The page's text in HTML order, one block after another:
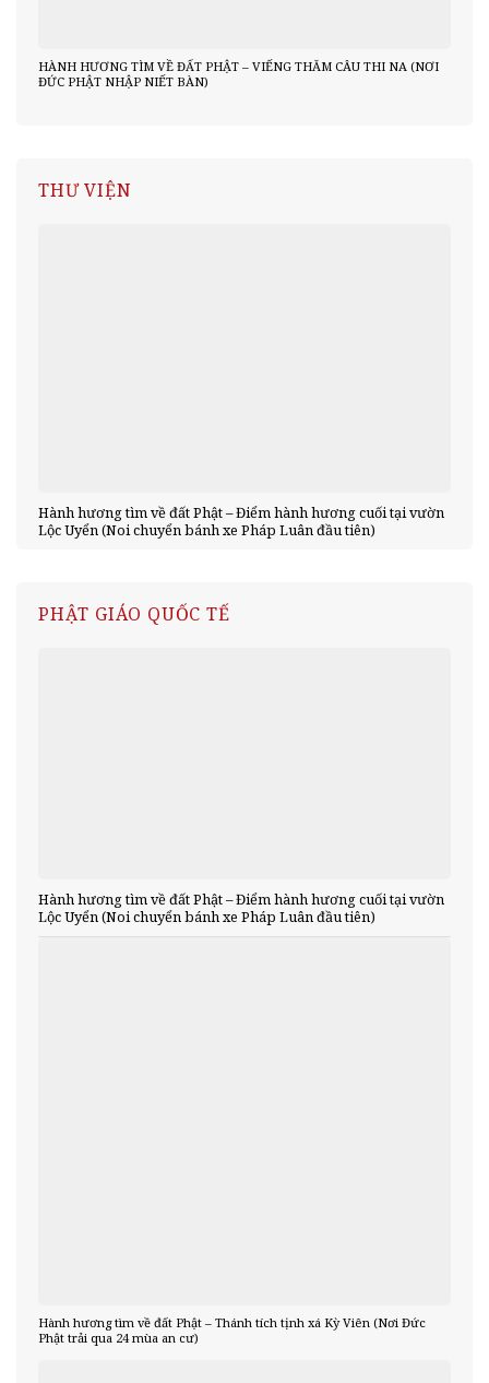
HÀNH HƯƠNG TÌM VỀ ĐẤT PHẬT – VIẾNG THĂM CÂU THI NA (NƠI
ĐỨC PHẬT NHẬP NIẾT BÀN)
THƯ VIỆN
Hành hương tìm về đất Phật – Điểm hành hương cuối tại vườn
Lộc Uyển (Noi chuyển bánh xe Pháp Luân đầu tiên)
PHẬT GIÁO QUỐC TẾ
Hành hương tìm về đất Phật – Điểm hành hương cuối tại vườn
Lộc Uyển (Noi chuyển bánh xe Pháp Luân đầu tiên)
Hành hương tìm về đất Phật – Thánh tích tịnh xá Kỳ Viên (Nơi Đức
Phật trải qua 24 mùa an cư)